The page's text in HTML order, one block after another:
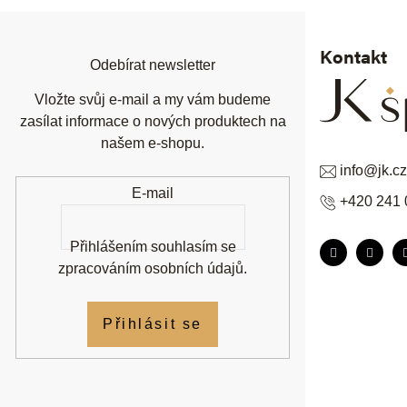
Kontakt
info@jk.cz
+420 241
Odebírat newsletter
Vložte svůj e-mail a my vám budeme
zasílat informace o nových produktech na
našem e-shopu.
E-mail
Přihlášením souhlasím se
zpracováním osobních údajů.
Přihlásit se